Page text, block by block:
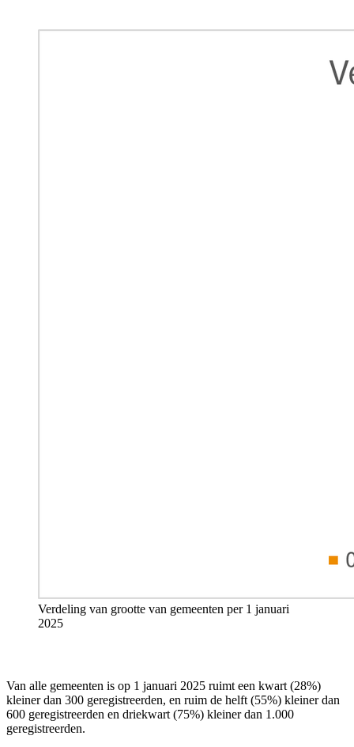
Verdeling van grootte van gemeenten per1 januari
2025
Van alle gemeenten is op 1 januari 2025 ruimt een kwart (28%)
kleiner dan 300 geregistreerden, en ruim de helft (55%) kleiner dan
600 geregistreerden en driekwart (75%) kleiner dan 1.000
geregistreerden.